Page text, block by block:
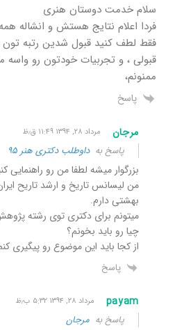
سلام خدمت دوستان هنری
فردا اعلام نتایج هستش و انشاله
فقط لطف کنید قبول شدین رتبه
قبولی ، و تجربیات خودتون رو واسه
ممنونم،
پاسخ
مرجان مرداد ۲۸, ۱۳۹۴ ۱۱:۴۹ ق٫ظ
پاسخ بهداوطلب دکتری هنر ٩۵
بزرگوار میشه لطفا من رو راهنمایی
من لیسانس تاریخ و ارشد تاریح
بهشتی دارم.
میتونم برای دکتری توی رشته
چیا رو باید بخونم؟
از کجا باید این موضوع رو پیگیری
پاسخ
payam مرداد ۲۸, ۱۳۹۴ ۵:۳۲ ب٫ظ
پاسخ به مرجان